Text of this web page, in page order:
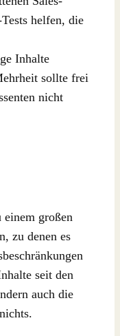
helfen, die
Inhalte
sollte frei
nicht
großen
zu denen es
seit den
auch die